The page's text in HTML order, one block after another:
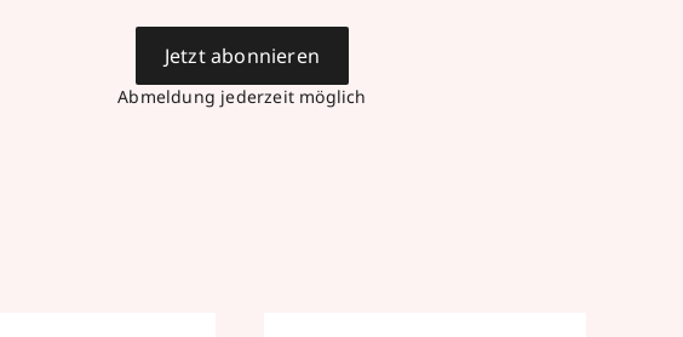
Abmeldung jederzeit möglich
Jetzt abonnieren